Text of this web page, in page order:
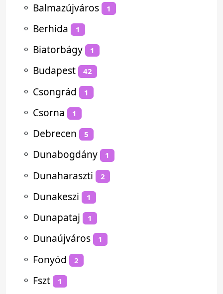
⚬ Balmazújváros 1
⚬ Berhida 1
⚬ Biatorbágy 1
⚬ Budapest 42
⚬ Csongrád 1
⚬ Csorna 1
⚬ Debrecen 5
⚬ Dunabogdány 1
⚬ Dunaharaszti 2
⚬ Dunakeszi 1
⚬ Dunapataj 1
⚬ Dunaújváros 1
⚬ Fonyód 2
⚬ Fszt 1